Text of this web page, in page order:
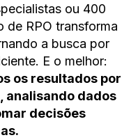
ou 400
de RPO transforma
a busca por
E o melhor:
os resultados por
analisando dados
decisões